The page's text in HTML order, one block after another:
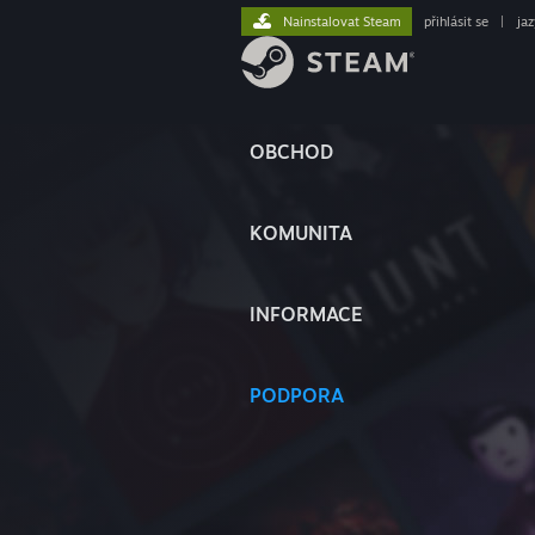
OBCHOD
KOMUNITA
INFORMACE
PODPORA
Nainstalovat Steam přihlásit se